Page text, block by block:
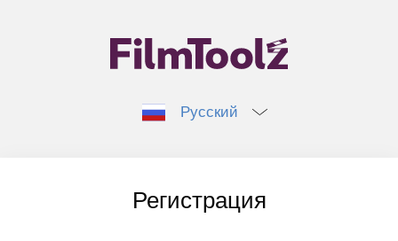
Русский
Регистрация